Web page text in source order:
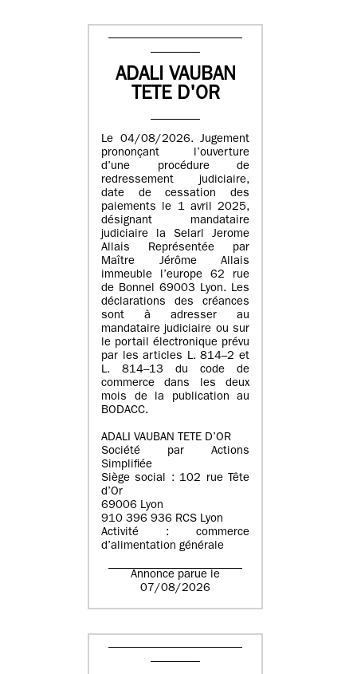
ADALI VAUBAN
TETE D'OR
Le 04/08/2026. Jugement
prononçant l’ouverture
d’une procédure de
redressement judiciaire,
date de cessation des
paiements le 1 avril 2025,
désignant mandataire
judiciaire la Selarl Jerome
Allais Représentée par
Maître Jérôme Allais
immeuble l’europe 62 rue
de Bonnel 69003 Lyon. Les
déclarations des créances
sont à adresser au
mandataire judiciaire ou sur
le portail électronique prévu
par les articles L. 814–2 et
L. 814–13 du code de
commerce dans les deux
mois de la publication au
BODACC.
ADALI VAUBAN TETE D’OR
Société par Actions
Simplifiée
Siège social : 102 rue Tête
d’Or
69006 Lyon
910 396 936 RCS Lyon
Activité : commerce
d’alimentation générale
Annonce parue le
07/08/2026